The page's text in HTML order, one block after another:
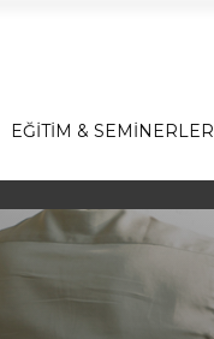
EĞİTİM & SEMİNERLER